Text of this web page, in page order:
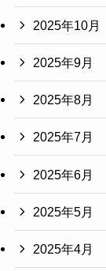
2025年10月
2025年9月
2025年8月
2025年7月
2025年6月
2025年5月
2025年4月